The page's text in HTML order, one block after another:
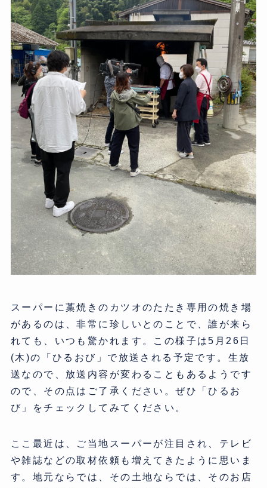
スーパーに藁焼きのカツオのたたき専用の焼き場
があるのは、非常に珍しいとのことで、誰が来ら
れても、いつも驚かれます。この様子は5月26日
(木)の「ひるおび」で放送される予定です。生放
送なので、放送内容が変わることもあるようです
ので、その点はご了承ください。ぜひ「ひるお
び」をチェックしてみてください。
ここ最近は、ご当地スーパーが注目され、テレビ
や雑誌などの取材依頼も増えてきたように思いま
す。地元ならでは、その土地ならでは、そのお店